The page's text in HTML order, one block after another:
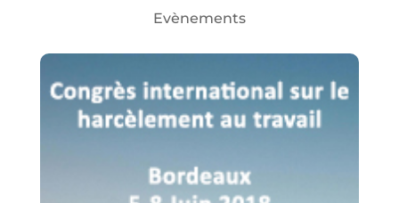
Evènements